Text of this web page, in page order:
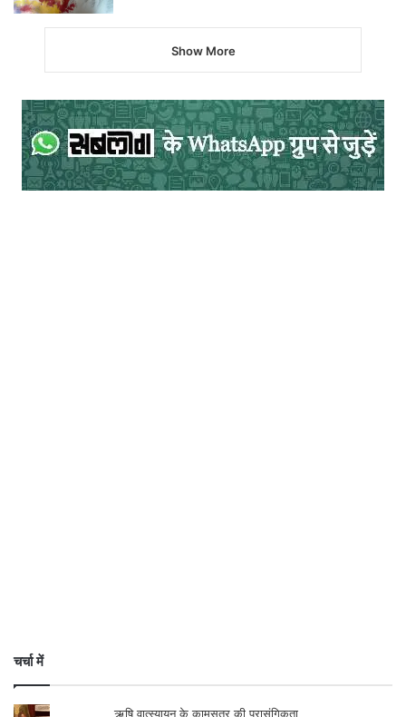
Show More
चर्चा में
ऋषि वात्स्यायन के कामसूत्र की प्रासंगिकता